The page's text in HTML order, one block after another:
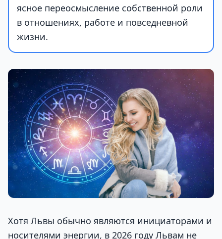
ясное переосмысление собственной роли
в отношениях, работе и повседневной
жизни.
Хотя Львы обычно являются инициаторами и
носителями энергии, в 2026 году Львам не